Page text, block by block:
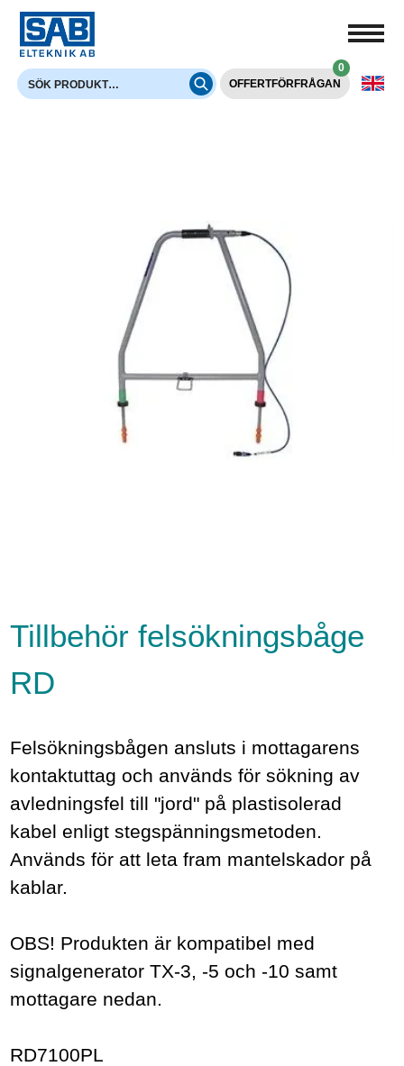
OFFERTFÖRFRÅGAN
0
Tillbehör felsökningsbåge
RD
Felsökningsbågen ansluts i mottagarens
kontaktuttag och används för sökning av
avledningsfel till "jord" på plastisolerad
kabel enligt stegspänningsmetoden.
Används för att leta fram mantelskador på
kablar.
OBS! Produkten är kompatibel med
signalgenerator TX-3, -5 och -10 samt
mottagare nedan.
RD7100PL